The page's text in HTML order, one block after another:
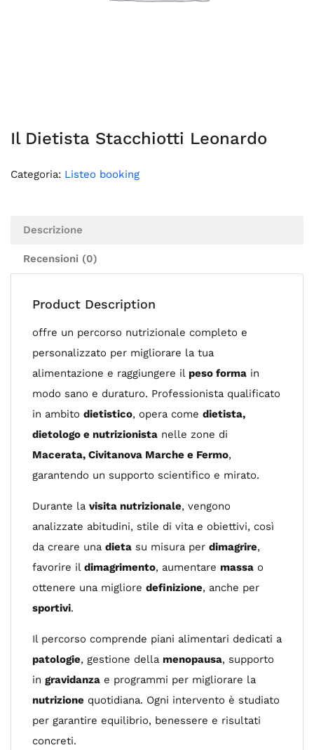
Il Dietista Stacchiotti Leonardo
Categoria: Listeo booking
Descrizione
Recensioni (0)
Product Description
offre un percorso nutrizionale completo e
personalizzato per migliorare la tua
alimentazione e raggiungere il peso forma in
modo sano e duraturo. Professionista qualificato
in ambito dietistico, opera come dietista,
dietologo e nutrizionista nelle zone di
Macerata, Civitanova Marche e Fermo,
garantendo un supporto scientifico e mirato.
Durante la visita nutrizionale, vengono
analizzate abitudini, stile di vita e obiettivi, così
da creare una dieta su misura per dimagrire,
favorire il dimagrimento, aumentare massa o
ottenere una migliore definizione, anche per
sportivi.
Il percorso comprende piani alimentari dedicati a
patologie, gestione della menopausa, supporto
in gravidanza e programmi per migliorare la
nutrizione quotidiana. Ogni intervento è studiato
per garantire equilibrio, benessere e risultati
concreti.